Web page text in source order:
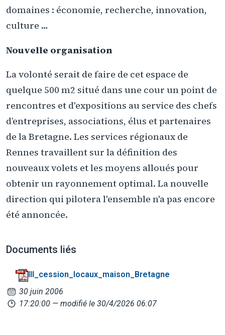
domaines : économie, recherche, innovation,
culture …
Nouvelle organisation
La volonté serait de faire de cet espace de
quelque 500 m2 situé dans une cour un point de
rencontres et d'expositions au service des chefs
d’entreprises, associations, élus et partenaires
de la Bretagne. Les services régionaux de
Rennes travaillent sur la définition des
nouveaux volets et les moyens alloués pour
obtenir un rayonnement optimal. La nouvelle
direction qui pilotera l'ensemble n'a pas encore
été annoncée.
Documents liés
III_cession_locaux_maison_Bretagne
30 juin 2006
17:20:00 — modifié le 30/4/2026 06:07